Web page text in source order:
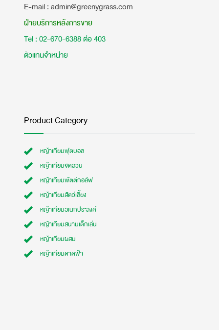
E-mail : admin@greenygrass.com
ฝ่ายบริการหลังการขาย
Tel : 02-670-6388 ต่อ 403
ตัวแทนจำหน่าย
Product Category
หญ้าเทียมฟุตบอล
หญ้าเทียมจัดสวน
หญ้าเทียมพัตต์กอล์ฟ
หญ้าเทียมสัตว์เลี้ยง
หญ้าเทียมอเนกประสงค์
หญ้าเทียมสนามเด็กเล่น
หญ้าเทียมผสม
หญ้าเทียมดาดฟ้า